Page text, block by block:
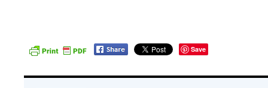
Save